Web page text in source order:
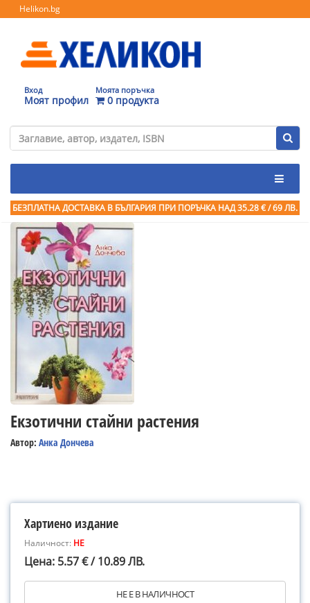
Helikon.bg
Вход
Моят профил
Моята поръчка
0 продукта
БЕЗПЛАТНА ДОСТАВКА В БЪЛГАРИЯ ПРИ ПОРЪЧКА НАД 35.28 € / 69 ЛВ.
Екзотични стайни растения
Автор: Анка Дончева
Хартиено издание
Наличност: НЕ
Цена: 5.57 € / 10.89 ЛВ.
НЕ Е В НАЛИЧНОСТ